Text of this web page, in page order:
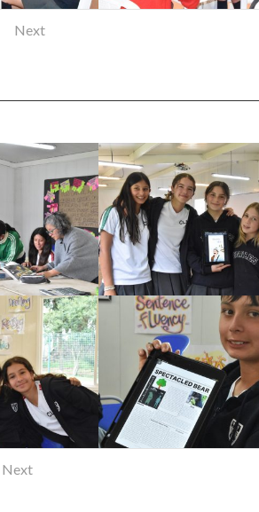
Next
Next